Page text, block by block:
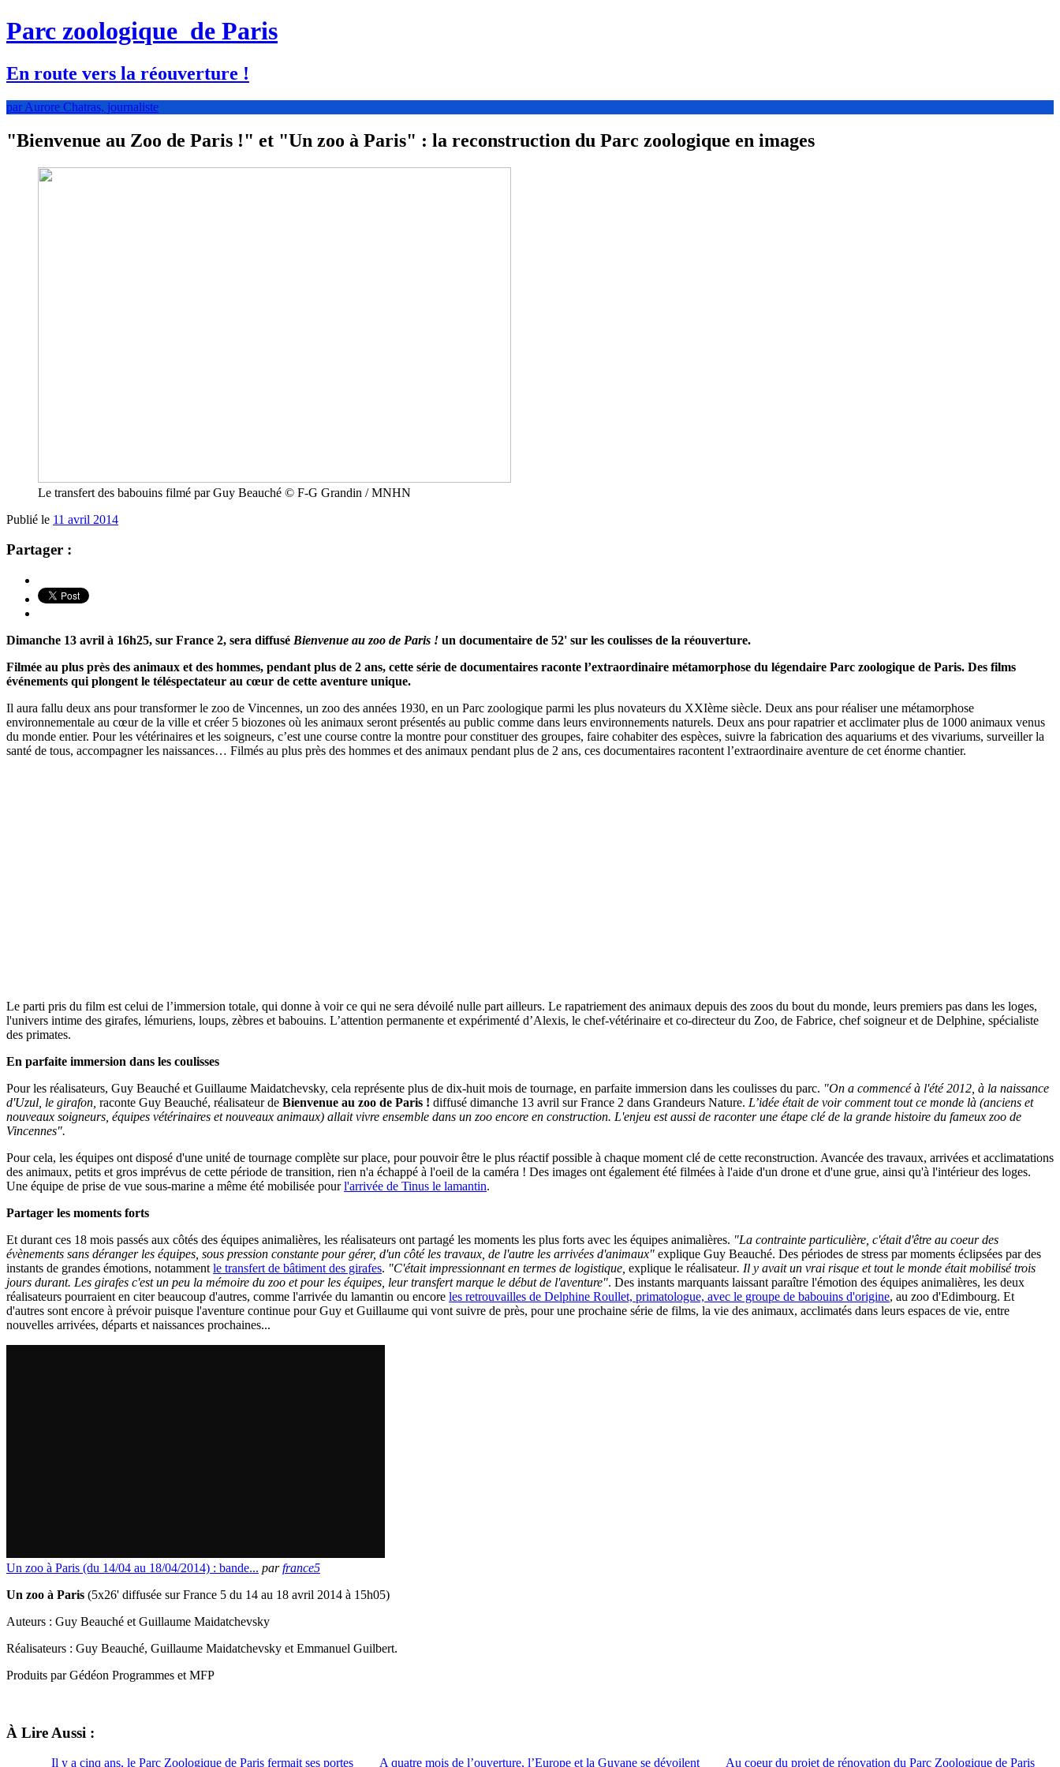
Parc zoologique de Paris
En route vers la réouverture !
par Aurore Chatras, journaliste
"Bienvenue au Zoo de Paris !" et "Un zoo à Paris" : la reconstruction du Parc zoologique en images
Le transfert des babouins filmé par Guy Beauché © F-G Grandin / MNHN
Publié le 11 avril 2014
Partager :
Dimanche 13 avril à 16h25, sur France 2, sera diffusé Bienvenue au zoo de Paris ! un documentaire de 52' sur les coulisses de la réouverture.
Filmée au plus près des animaux et des hommes, pendant plus de 2 ans, cette série de documentaires raconte l’extraordinaire métamorphose du légendaire Parc zoologique de Paris. Des films
événements qui plongent le téléspectateur au cœur de cette aventure unique.
Il aura fallu deux ans pour transformer le zoo de Vincennes, un zoo des années 1930, en un Parc zoologique parmi les plus novateurs du XXIème siècle. Deux ans pour réaliser une métamorphose
environnementale au cœur de la ville et créer 5 biozones où les animaux seront présentés au public comme dans leurs environnements naturels. Deux ans pour rapatrier et acclimater plus de 1000 animaux venus
du monde entier. Pour les vétérinaires et les soigneurs, c’est une course contre la montre pour constituer des groupes, faire cohabiter des espèces, suivre la fabrication des aquariums et des vivariums, surveiller la
santé de tous, accompagner les naissances… Filmés au plus près des hommes et des animaux pendant plus de 2 ans, ces documentaires racontent l’extraordinaire aventure de cet énorme chantier.
Le parti pris du film est celui de l’immersion totale, qui donne à voir ce qui ne sera dévoilé nulle part ailleurs. Le rapatriement des animaux depuis des zoos du bout du monde, leurs premiers pas dans les loges,
l'univers intime des girafes, lémuriens, loups, zèbres et babouins. L’attention permanente et expérimenté d’Alexis, le chef-vétérinaire et co-directeur du Zoo, de Fabrice, chef soigneur et de Delphine, spécialiste
des primates.
En parfaite immersion dans les coulisses
Pour les réalisateurs, Guy Beauché et Guillaume Maidatchevsky, cela représente plus de dix-huit mois de tournage, en parfaite immersion dans les coulisses du parc. "On a commencé à l'été 2012, à la naissance
d'Uzul, le girafon, raconte Guy Beauché, réalisateur de Bienvenue au zoo de Paris ! diffusé dimanche 13 avril sur France 2 dans Grandeurs Nature. L’idée était de voir comment tout ce monde là (anciens et
nouveaux soigneurs, équipes vétérinaires et nouveaux animaux) allait vivre ensemble dans un zoo encore en construction. L'enjeu est aussi de raconter une étape clé de la grande histoire du fameux zoo de
Vincennes".
Pour cela, les équipes ont disposé d'une unité de tournage complète sur place, pour pouvoir être le plus réactif possible à chaque moment clé de cette reconstruction. Avancée des travaux, arrivées et acclimatations
des animaux, petits et gros imprévus de cette période de transition, rien n'a échappé à l'oeil de la caméra ! Des images ont également été filmées à l'aide d'un drone et d'une grue, ainsi qu'à l'intérieur des loges.
Une équipe de prise de vue sous-marine a même été mobilisée pourl'arrivée de Tinus le lamantin.
Partager les moments forts
Et durant ces 18 mois passés aux côtés des équipes animalières, les réalisateurs ont partagé les moments les plus forts avec les équipes animalières. "La contrainte particulière, c'était d'être au coeur des
évènements sans déranger les équipes, sous pression constante pour gérer, d'un côté les travaux, de l'autre les arrivées d'animaux" explique Guy Beauché. Des périodes de stress par moments éclipsées par des
instants de grandes émotions, notamment le transfert de bâtiment des girafes. "C'était impressionnant en termes de logistique, explique le réalisateur. Il y avait un vrai risque et tout le monde était mobilisé trois
jours durant. Les girafes c'est un peu la mémoire du zoo et pour les équipes, leur transfert marque le début de l'aventure". Des instants marquants laissant paraître l'émotion des équipes animalières, les deux
réalisateurs pourraient en citer beaucoup d'autres, comme l'arrivée du lamantin ou encore les retrouvailles de Delphine Roullet, primatologue, avec le groupe de babouins d'origine, au zoo d'Edimbourg. Et
d'autres sont encore à prévoir puisque l'aventure continue pour Guy et Guillaume qui vont suivre de près, pour une prochaine série de films, la vie des animaux, acclimatés dans leurs espaces de vie, entre
nouvelles arrivées, départs et naissances prochaines...
Un zoo à Paris (du 14/04 au 18/04/2014) : bande... parfrance5
Un zoo à Paris (5x26' diffusée sur France 5 du 14 au 18 avril 2014 à 15h05)
Auteurs : Guy Beauché et Guillaume Maidatchevsky
Réalisateurs : Guy Beauché, Guillaume Maidatchevsky et Emmanuel Guilbert.
Produits par Gédéon Programmes et MFP
À Lire Aussi :
Il y a cinq ans, le Parc Zoologique de Paris fermait ses portes A quatre mois de l’ouverture, l’Europe et la Guyane se dévoilent Au coeur du projet de rénovation du Parc Zoologique de Paris